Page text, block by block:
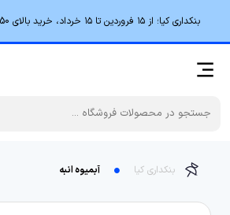
بنکداری کیا؛ از ۱۵ فروردین تا ۱۵ خرداد، خرید بالای 50میلیون تومان رایگان شد!
بنکداری کیا آبمیوه انبه